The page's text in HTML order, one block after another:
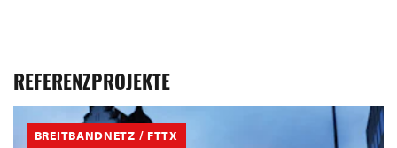
REFERENZPROJEKTE
BREITBANDNETZ / FTTX